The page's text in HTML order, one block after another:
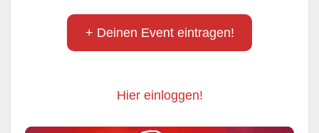
+ Deinen Event eintragen!
Hier einloggen!